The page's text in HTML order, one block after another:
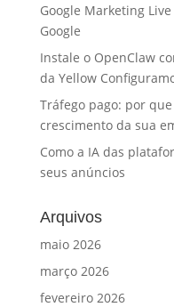
Google Marketing
Google
Instale o OpenClaw
da Yellow
Tráfego pago: por
crescimento da sua
Como a IA das
seus anúncios
Arquivos
maio 2026
março 2026
fevereiro 2026